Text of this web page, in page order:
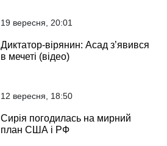
19 вересня, 20:01
Диктатор-вірянин: Асад з’явився
в мечеті (відео)
12 вересня, 18:50
Сирія погодилась на мирний
план США і РФ